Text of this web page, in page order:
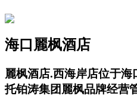
海口麗枫酒店
麗枫酒店.西海岸店位于
托铂涛集团麗枫品牌经营